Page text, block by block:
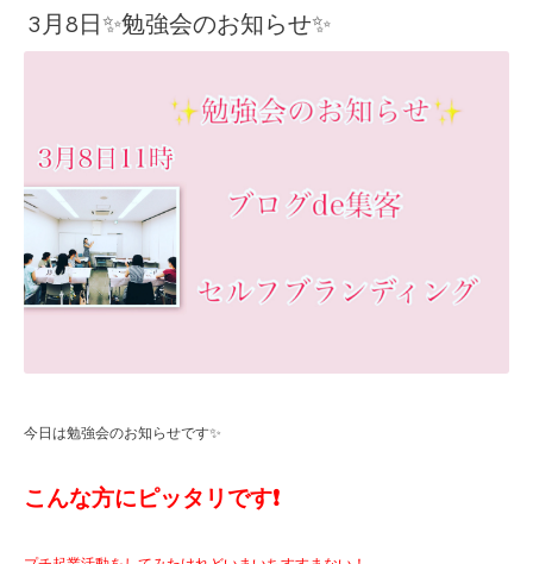
3月8日✨勉強会のお知らせ✨
今日は勉強会のお知らせです✨
こんな方にピッタリです❗️